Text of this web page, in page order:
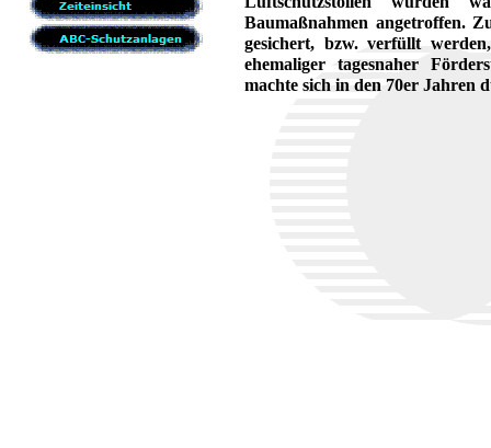
Baumaßnahmen angetroffen.
gesichert, bzw. verfüllt
ehemaliger tagesnaher
machte sich in den 70er Jahren